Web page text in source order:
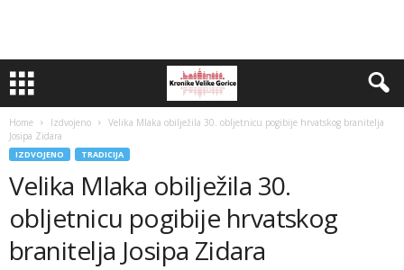
Home Izdvojeno
Velika Mlaka obilježila 30. obljetnicu pogibije hrvatskog branitelja
Josipa Zidara
IZDVOJENO TRADICIJA
Velika Mlaka obilježila 30.
obljetnicu pogibije hrvatskog
branitelja Josipa Zidara